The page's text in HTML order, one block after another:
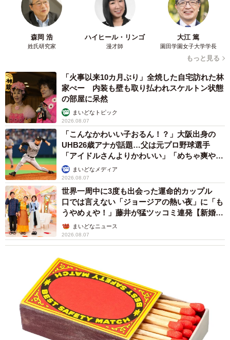
ロードサイドレストランがあった場所に、マールブランシュの大型店舗
「ロマンの森」があります
ところが、銀行で働くうちに優太朗さんの意識が変わり
ます。
「小学校から兄弟でお金がかかる私立に入れてもらって、
会社の状況を全く知らなかった。銀行で新規取引先の候補
にロマンライフが挙がってきて、『業績は厳しそう』とい
う報告を見て初めて現状を知りました。いろいろな経営者
の方と話をする機会がありましたが、みなさん苦労されて
いて。父や祖父も苦労しているはずなのに、継がへんって
違うところに就職していることが恥ずかしくなって、何か
森岡 浩
姓氏研究家
ハイヒール・リンゴ
漫才師
大江 篤
園田学園女子大学学長
もっと見る
「火事以来10カ月ぶり」全焼した自宅訪れた林
家ぺー 内装も壁も取り払われスケルトン状態
の部屋に呆然
まいどなトピック
2026.08.07
「こんなかわいい子おるん！？」大阪出身の
UHB26歳アナが話題…父は元プロ野球選手
「アイドルさんよりかわいい」「めちゃ爽や
か」まいどなメディア
2026.08.07
世界一周中に3度も出会った運命的カップル
口では言えない「ジョージアの熱い夜」に「も
うやめぇや！」藤井が猛ツッコミ連発【新婚さ
ん】まいどなニュース
2026.08.07